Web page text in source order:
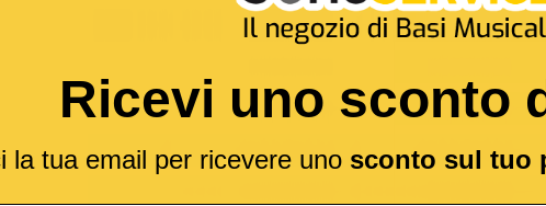
Ricevi uno sconto
la tua email per ricevere uno sconto sul tuo